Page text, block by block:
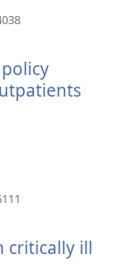
critically ill